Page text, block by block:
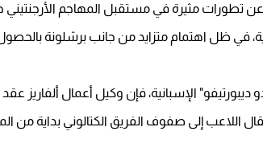
مثيرة في مستقبل المهاجم الأرجنتيني
في ظل اهتمام متزايد من جانب برشلونة
ديبورتيفو" الإسبانية، فإن وكيل أعمال ألفاريز
اللاعب إلى صفوف الفريق الكتالوني بداية من